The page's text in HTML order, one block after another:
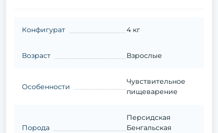
Конфигурат 4 кг
Возраст Взрослые
Особенности
Чувствительное
пищеварение
Порода
Персидская
Бенгальская